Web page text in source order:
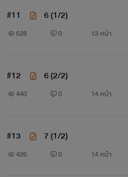
#11 6 (1/2)
628 0 13 หน้า
#12 6 (2/2)
440 0 14 หน้า
#13 7 (1/2)
426 0 14 หน้า